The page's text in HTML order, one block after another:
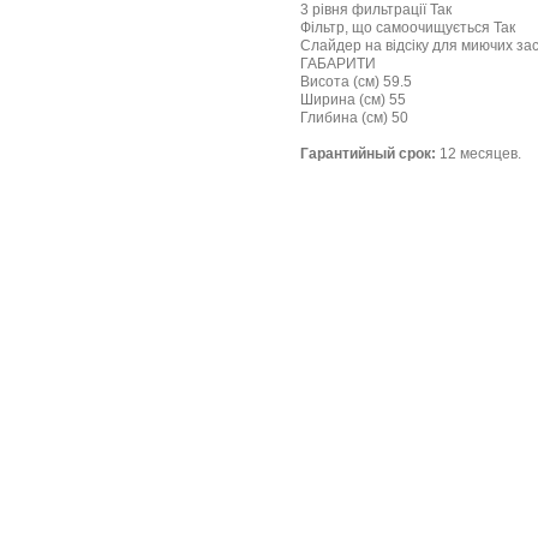
3 рівня фильтрації Так
Фільтр, що самоочищується Так
Слайдер на відсіку для миючих
ГАБАРИТИ
Висота (см) 59.5
Ширина (см) 55
Глибина (см) 50
Гарантийный срок: 12 месяцев.